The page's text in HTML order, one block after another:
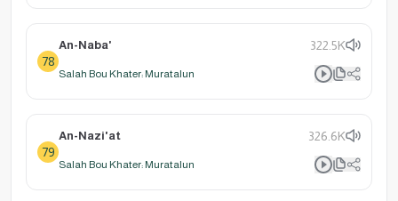
78
An-Naba' 322.5K
Salah Bou Khater: Muratalun
79
An-Nazi'at 326.6K
Salah Bou Khater: Muratalun